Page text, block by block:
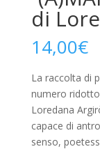
di
14,00€
La raccolta di
numero
Loredana
capace di
senso,